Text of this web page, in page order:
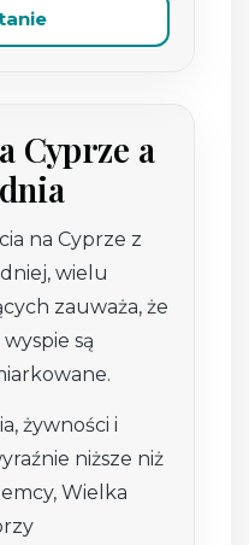
Cyprze a
na Cyprze z
wielu
zauważa, że
są
żywności i
niższe niż
Wielka